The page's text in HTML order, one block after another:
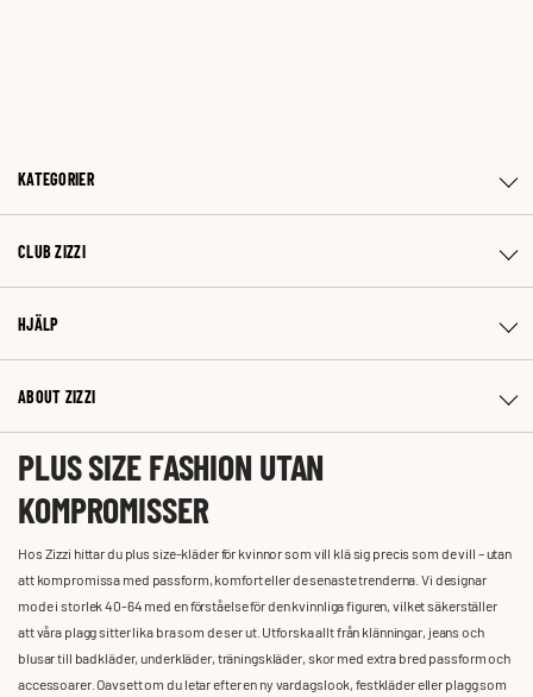
KATEGORIER
CLUB ZIZZI
HJÄLP
ABOUT ZIZZI
PLUS SIZE FASHION UTAN
KOMPROMISSER
Hos Zizzi hittar du plus size-kläder för kvinnor som vill klä sig precis som de vill – utan
att kompromissa med passform, komfort eller de senaste trenderna. Vi designar
mode i storlek 40-64 med en förståelse för den kvinnliga figuren, vilket säkerställer
att våra plagg sitter lika bra som de ser ut. Utforska allt från klänningar, jeans och
blusar till badkläder, underkläder, träningskläder, skor med extra bred passform och
accessoarer. Oavsett om du letar efter en ny vardagslook, festkläder eller plagg som